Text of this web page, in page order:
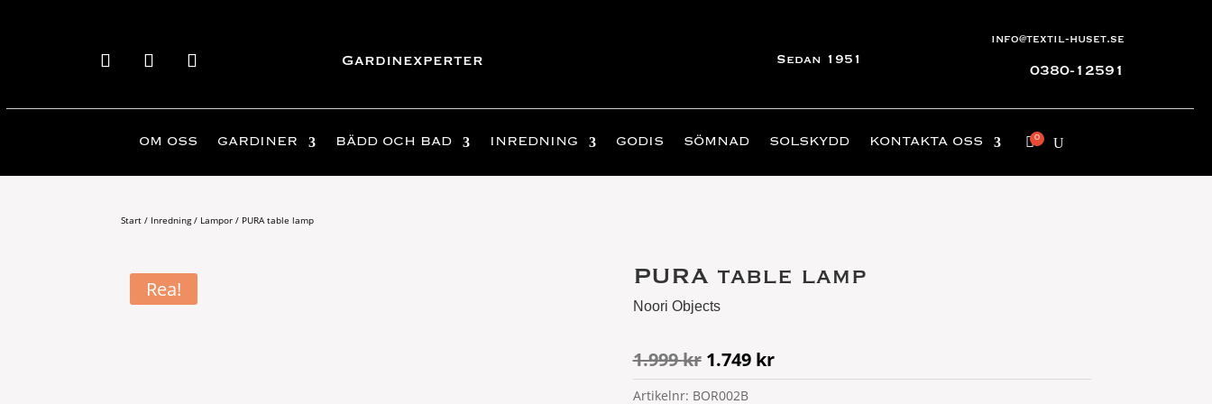
Gardinexperter Sedan 1951
info@textil-huset.se
0380-12591
OM OSS GARDINER BÄDD OCH BAD INREDNING GODIS SÖMNAD SOLSKYDD KONTAKTA OSS
Start / Inredning/ Lampor / PURA table lamp
Rea! PURA table lamp
Noori Objects
1.999kr Det
ursprungliga
1.749 krDet
nuvarande
Artikelnr: BOR002B